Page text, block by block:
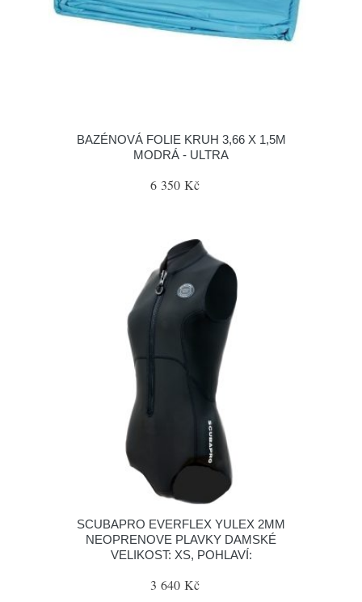
BAZÉNOVÁ FOLIE KRUH 3,66 X 1,5M
MODRÁ - ULTRA
6 350 Kč
SCUBAPRO EVERFLEX YULEX 2MM
NEOPRENOVE PLAVKY DAMSKÉ
VELIKOST: XS, POHLAVÍ:
3 640 Kč